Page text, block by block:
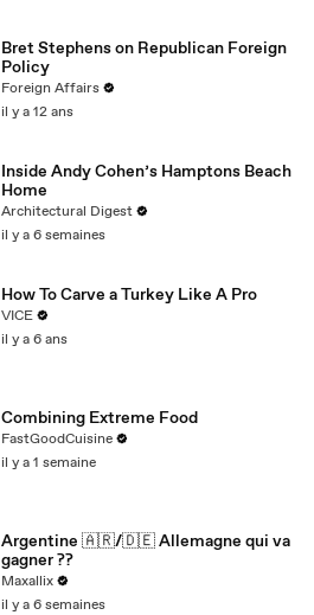
Bret Stephens on Republican Foreign
Policy
Foreign Affairs
il y a 12 ans
Inside Andy Cohen’s Hamptons Beach
Home
Architectural Digest
il y a 6 semaines
How To Carve a Turkey Like A Pro
VICE
il y a 6 ans
Combining Extreme Food
FastGoodCuisine
il y a 1 semaine
Argentine 🇦🇷/🇩🇪 Allemagne qui va
gagner ??
Maxallix
il y a 6 semaines